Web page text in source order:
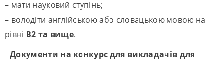
– мати науковий ступінь;
– володіти англійською або словацькою мовою на
рівні B2 та вище.
Документи на конкурс для викладачів для